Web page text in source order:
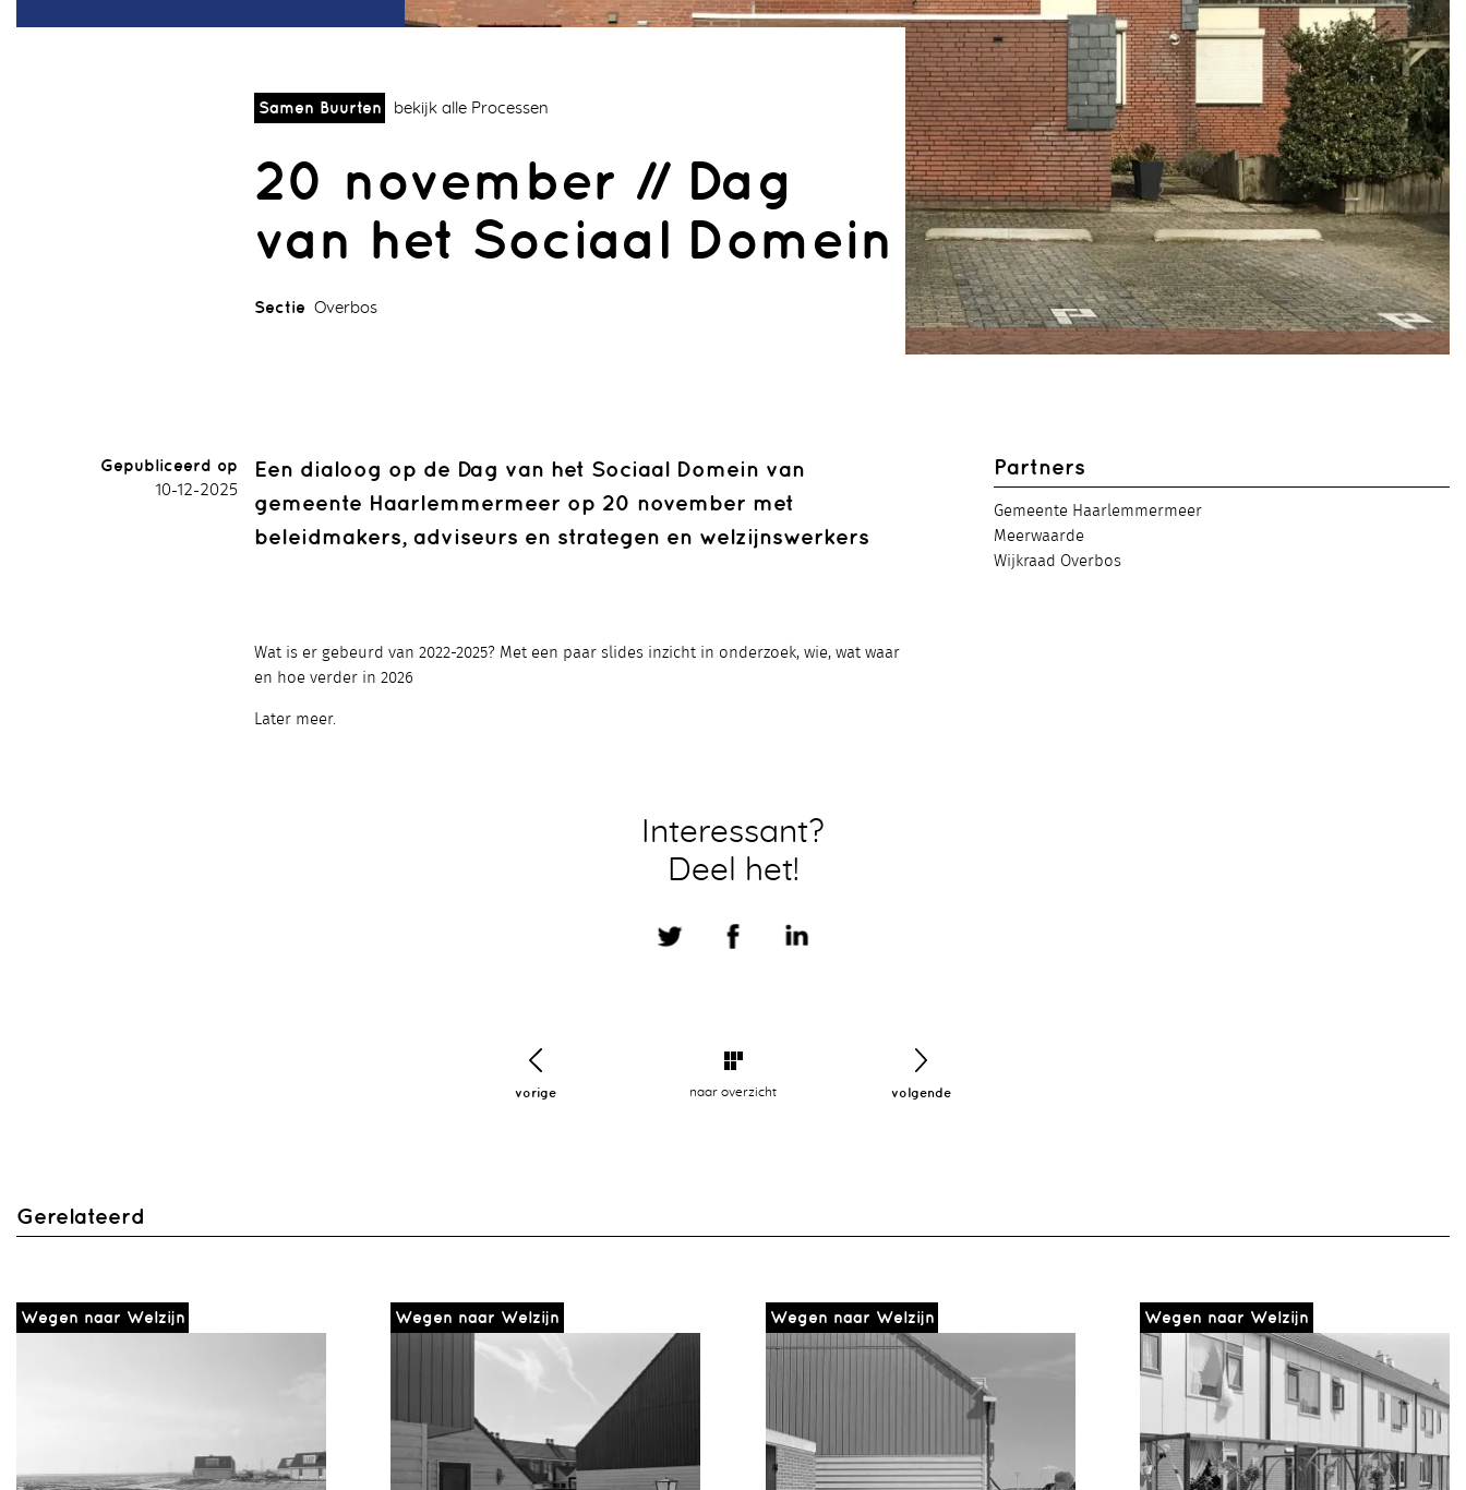
Samen Buurten bekijk alle Processen
20 november // Dag
van het Sociaal Domein
Sectie Overbos
Gepubliceerd op
10-12-2025
Partners
Gemeente Haarlemmermeer
Meerwaarde
Wijkraad Overbos
Een dialoog op de Dag van het Sociaal Domein van
gemeente Haarlemmermeer op 20 november met
beleidmakers, adviseurs en strategen en welzijnswerkers
Wat is er gebeurd van 2022-2025? Met een paar slides inzicht in onderzoek, wie, wat waar
en hoe verder in 2026
Later meer.
Interessant?
Deel het!
vorige naar overzicht volgende
Gerelateerd
Wegen naar Welzijn Wegen naar Welzijn Wegen naar Welzijn Wegen naar Welzijn